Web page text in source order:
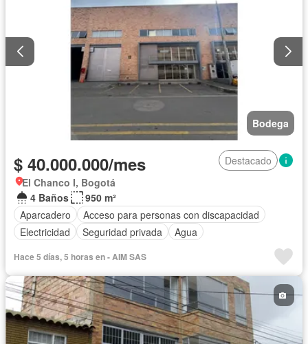
Bodega
$ 40.000.000/mes
Destacado
El Chanco I, Bogotá
4 Baños
950 m²
Aparcadero
Acceso para personas con discapacidad
Electricidad
Seguridad privada Agua
Hace 5 días, 5 horas en - AIM SAS